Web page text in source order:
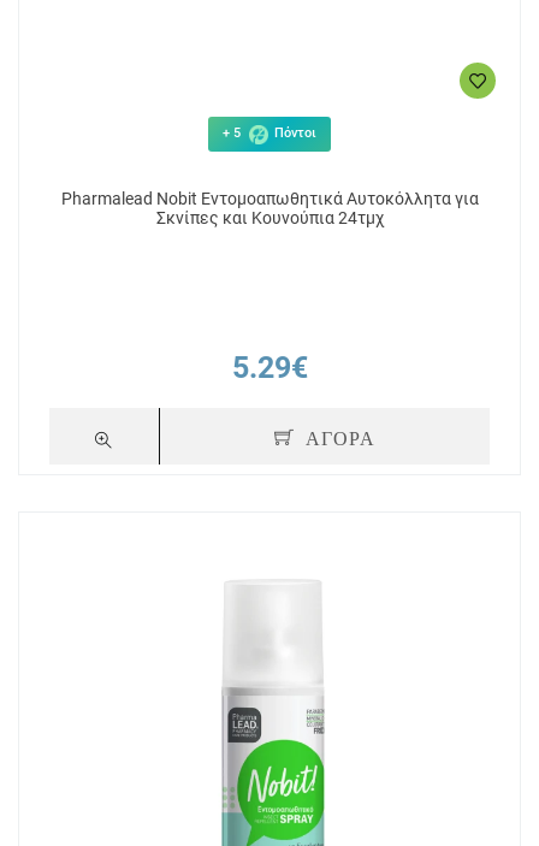
+ 5 Πόντοι
Pharmalead Nobit Εντομοαπωθητικά Αυτοκόλλητα για
Σκνίπες και Κουνούπια 24τμχ
5.29€
ΑΓΟΡΑ